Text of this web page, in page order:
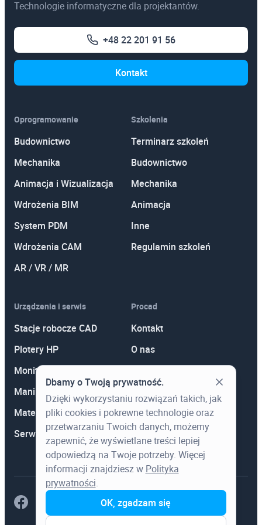
Autodesk Revit Architecture
Technologie informatyczne dla projektantów.
+48 22 201 91 56
Kontakt
Oprogramowanie
Budownictwo
Mechanika
Animacja i Wizualizacja
Wdrożenia BIM
System PDM
Wdrożenia CAM
AR / VR / MR
Szkolenia
Terminarz szkoleń
Budownictwo
Mechanika
Animacja
Inne
Regulamin szkoleń
Urządzenia i serwis
Stacje robocze CAD
Plotery HP
Monitory
Manipulatory 3D
Materiały eksploatacyjne
Serwis
Procad
Kontakt
O nas
Aktualności
Wiedza
Dbamy o Twoją prywatność.
Dzięki wykorzystaniu rozwiązań takich, jak
pliki cookies i pokrewne technologie oraz
przetwarzaniu Twoich danych, możemy
zapewnić, że wyświetlane treści lepiej
odpowiedzą na Twoje potrzeby. Więcej
informacji znajdziesz w Polityka
prywatności.
OK, zgadzam się